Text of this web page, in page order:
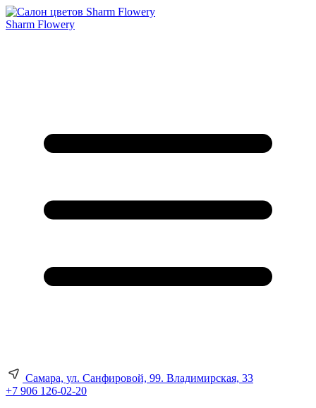
Sharm Flowery
Самара, ул. Санфировой, 99. Владимирская, 33
+7 906 126-02-20